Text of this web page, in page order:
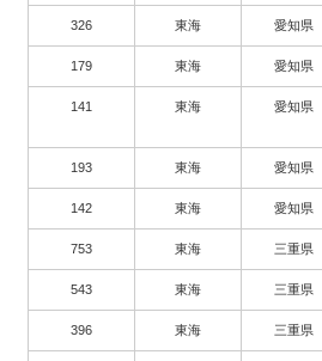
326 東海 愛知県
179 東海 愛知県
141 東海 愛知県
193 東海 愛知県
142 東海 愛知県
753 東海 三重県
543 東海 三重県
396 東海 三重県